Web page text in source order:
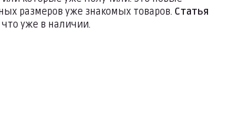
размеров уже знакомых товаров. Статья
уже в наличии.